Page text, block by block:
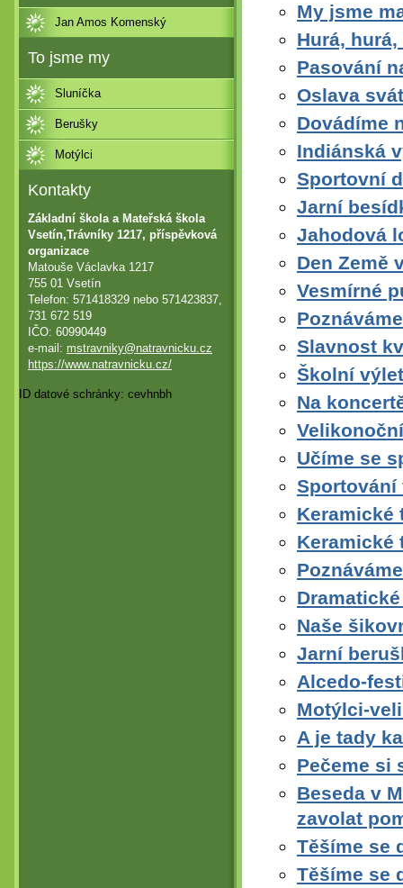
Jan Amos Komenský
To jsme my
Sluníčka
Berušky
Motýlci
Kontakty
Základní škola a Mateřská škola
Vsetín,Trávníky 1217, příspěvková
organizace
Matouše Václavka 1217
755 01 Vsetín
Telefon: 571418329 nebo 571423837,
731 672 519
IČO: 60990449
e-mail: mstravniky@natravnicku.cz
https://www.natravnicku.cz/
ID datové schránky: cevhnbh
My jsme
Hurá,
Pasování
Oslava
Dovádíme
Indiánská
Sportovní
Jarní
Jahodová
Den Země
Vesmírné
Slavnost
Školní
Na
Učíme se
Sportování
Keramické
Keramické
Naše
Jarní
Alcedo-
Motýlci-
A je tady
Pečeme si
Beseda v
zavolat
Těšíme se
Těšíme se